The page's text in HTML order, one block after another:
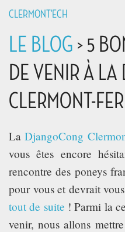
CLERMONT'ECH
MANIFESTO
API HOURS
TALKS
WORKSHOPS
GROUPS
DEVCAMPS
LE BLOG > 5
DE VENIR À LA
CLERMONT-
LaDjangoCong
vous êtes encore
rencontre des poneys
pour vous et devrait
tout de suite ! Parmi la
venir, nous allons